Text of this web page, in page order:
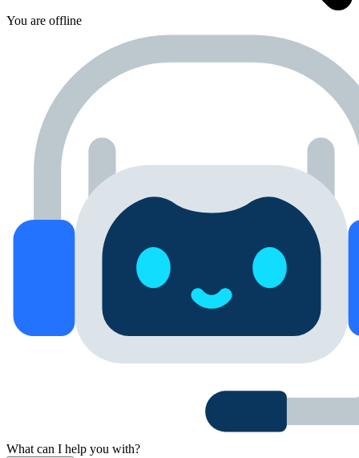
You are offline
What can I help you with?